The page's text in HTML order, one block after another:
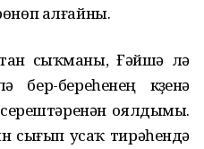
алғайны.
сыҡманы, Ғәйшә лә
береһенең күҙенә
оялдымы.
сығып усаҡ тирәһендә